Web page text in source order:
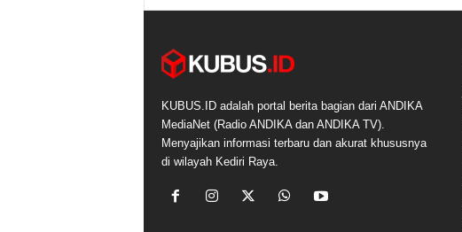
KUBUS.ID adalah portal berita bagian dari ANDIKA
MediaNet (Radio ANDIKA dan ANDIKA TV).
Menyajikan informasi terbaru dan akurat khususnya
di wilayah Kediri Raya.